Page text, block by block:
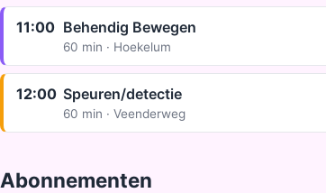
11:00 Behendig Bewegen
60 min · Hoekelum
12:00 Speuren/detectie
60 min · Veenderweg
Abonnementen